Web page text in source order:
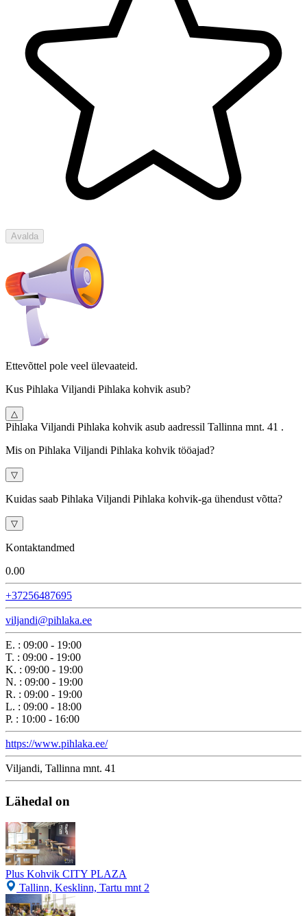
Avalda
Ettevõttel pole veel ülevaateid.
Kus Pihlaka Viljandi Pihlaka kohvik asub?
△
Pihlaka Viljandi Pihlaka kohvik asub aadressil Tallinna mnt. 41 .
Mis on Pihlaka Viljandi Pihlaka kohvik tööajad?
▽
Kuidas saab Pihlaka Viljandi Pihlaka kohvik-ga ühendust võtta?
▽
Kontaktandmed
0.00
+37256487695
viljandi@pihlaka.ee
E. : 09:00 - 19:00
T. : 09:00 - 19:00
K. : 09:00 - 19:00
N. : 09:00 - 19:00
R. : 09:00 - 19:00
L. : 09:00 - 18:00
P. : 10:00 - 16:00
https://www.pihlaka.ee/
Viljandi, Tallinna mnt. 41
Lähedal on
Plus Kohvik CITY PLAZA
Tallinn, Kesklinn, Tartu mnt 2